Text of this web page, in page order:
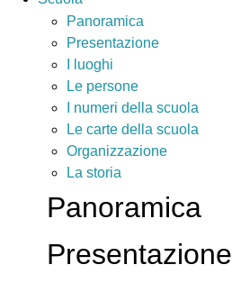
Panoramica
Presentazione
I luoghi
Le persone
I numeri della scuola
Le carte della scuola
Organizzazione
La storia
Panoramica
Presentazione